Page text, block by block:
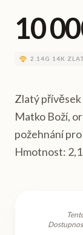
10
2.14G 14K
Zlatý přívěsek
Matko Boží,
požehnání
Hmotnost: